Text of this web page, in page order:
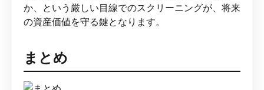
か、という厳しい目線でのスクリーニングが、将来
の資産価値を守る鍵となります。
まとめ